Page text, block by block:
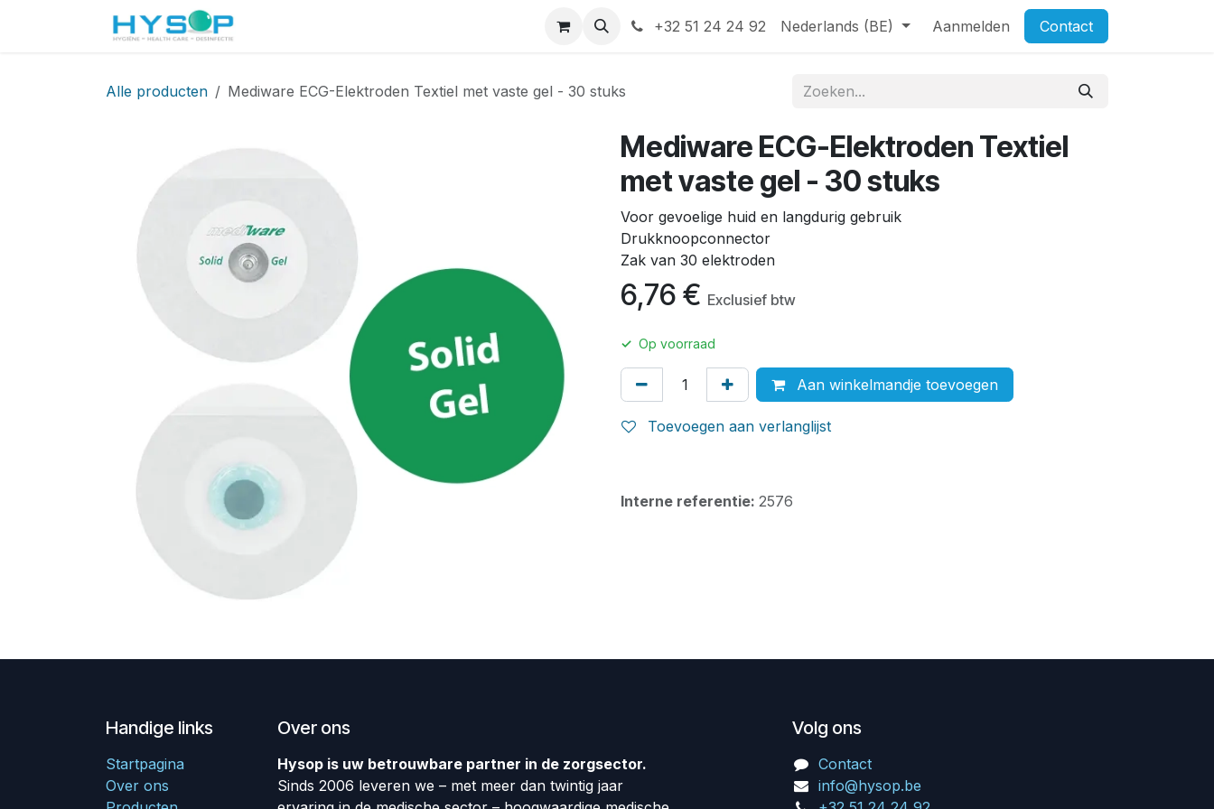
+32 51 24 24 92 Nederlands (BE) Aanmelden Contact
Alle producten Mediware ECG-Elektroden Textiel met vaste gel - 30 stuks
Mediware ECG-Elektroden Textiel
met vaste gel - 30 stuks
Voor gevoelige huid en langdurig gebruik
Drukknoopconnector
Zak van 30 elektroden
6,76 € Exclusief btw
✓ Op voorraad
Aan winkelmandje toevoegen
Toevoegen aan verlanglijst
Interne referentie: 2576
Handige links
Startpagina
Over ons
Over ons
Hysop is uw betrouwbare partner in de zorgsector.
Sinds 2006 leveren we – met meer dan twintig jaar
Volg ons
Contact
info@hysop.be